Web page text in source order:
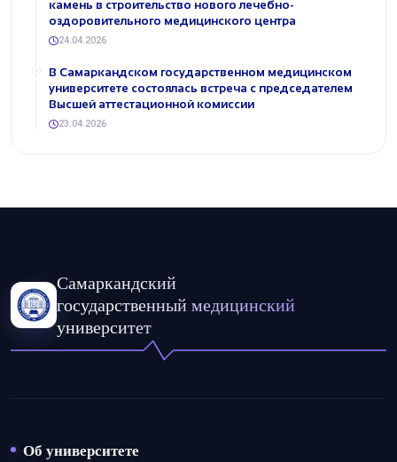
камень в строительство нового лечебно-
оздоровительного медицинского центра
24.04.2026
В Самаркандском государственном медицинском
университете состоялась встреча с председателем
Высшей аттестационной комиссии
23.04.2026
Самаркандский
государственный медицинский
университет
Об университете